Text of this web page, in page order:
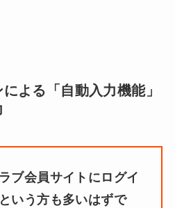
よる「自動入力機能」
ブ会員サイトにログイ
いう方も多いはずで